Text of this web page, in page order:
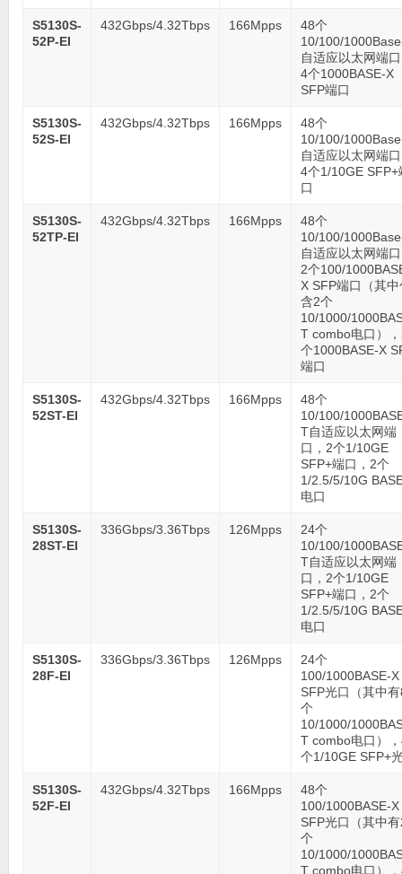
S5130S-
52P-EI
432Gbps/4.32Tbps 166Mpps
48个
10/100/
自适应以太网端
4个1000BASE-X
SFP端口
S5130S-
52S-EI
432Gbps/4.32Tbps 166Mpps
48个
10/100/
自适应以太网端
4个1/10GE SFP+
口
S5130S-
52TP-EI
432Gbps/4.32Tbps 166Mpps
48个
10/100/
自适应以太网端
2个100/
X SFP端口（其中
含2个
10/1000/
T combo电口）
个1000BASE-X
端口
S5130S-
52ST-EI
432Gbps/4.32Tbps 166Mpps
48个
10/100/
T自适应以太网端
口，2个1/10GE
SFP+端口，2个
1/2.5/5/10G
电口
S5130S-
28ST-EI
336Gbps/3.36Tbps 126Mpps
24个
10/100/
T自适应以太网端
口，2个1/10GE
SFP+端口，2个
1/2.5/5/10G
电口
S5130S-
28F-EI
336Gbps/3.36Tbps 126Mpps
24个
100/1000BASE-X
SFP光口（其中
个
10/1000/
T combo电口）
个1/10GE SFP+
S5130S-
52F-EI
432Gbps/4.32Tbps 166Mpps
48个
100/1000BASE-X
SFP光口（其中
个
10/1000/
T combo电口）